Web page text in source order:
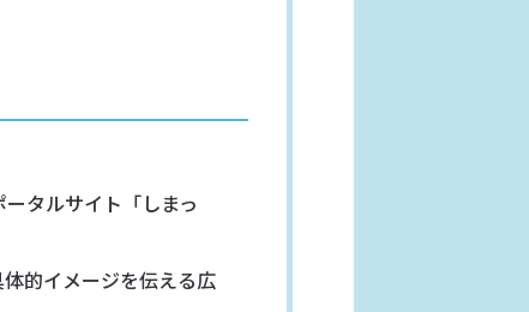
タルサイト「しまっ
的イメージを伝える広